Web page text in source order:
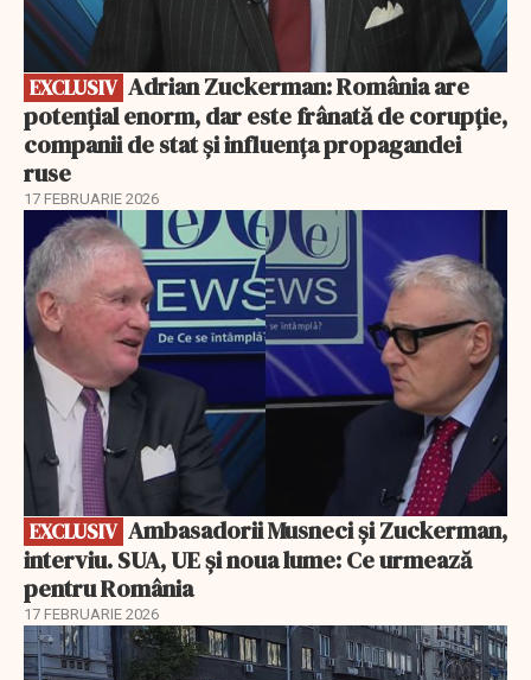
EXCLUSIV
potențial enorm, dar este frânată de corupție,
companii de stat și influența propagandei
ruse
17 FEBRUARIE 2026
EXCLUSIV
EXCLUSIV
interviu. SUA, UE și noua lume: Ce urmează
pentru România
17 FEBRUARIE 2026